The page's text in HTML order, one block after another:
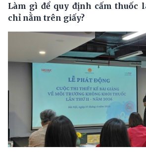
Làm gì để quy định cấm thuốc
chỉ nằm trên giấy?